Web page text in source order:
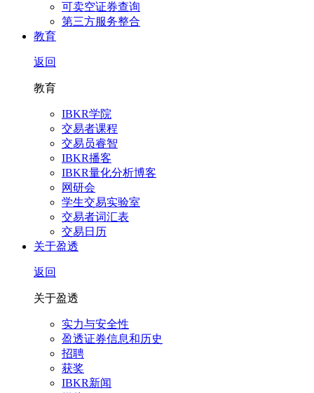
可卖空证券查询
第三方服务整合
教育
返回
教育
IBKR学院
交易者课程
交易员睿智
IBKR播客
IBKR量化分析博客
网研会
学生交易实验室
交易者词汇表
交易日历
关于盈透
返回
关于盈透
实力与安全性
盈透证券信息和历史
招聘
获奖
IBKR新闻